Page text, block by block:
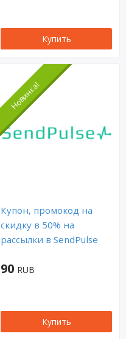
Купить
Новинка!
Купон, промокод на
скидку в 50% на
рассылки в SendPulse
90 RUB
Купить